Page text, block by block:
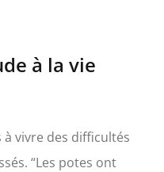
à la vie
vivre des difficultés
“Les potes ont